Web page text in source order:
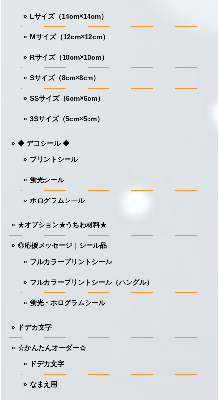
Lサイズ（14cm×14cm）
Mサイズ（12cm×12cm）
Rサイズ（10cm×10cm）
Sサイズ（8cm×8cm）
SSサイズ（6cm×6cm）
3Sサイズ（5cm×5cm）
◆ デコシール ◆
プリントシール
蛍光シール
ホログラムシール
★オプション★うちわ材料★
◎応援メッセージ｜シール品
フルカラープリントシール
フルカラープリントシール（ハングル）
蛍光・ホログラムシール
ドデカ文字
☆かんたんオーダー☆
ドデカ文字
なまえ用